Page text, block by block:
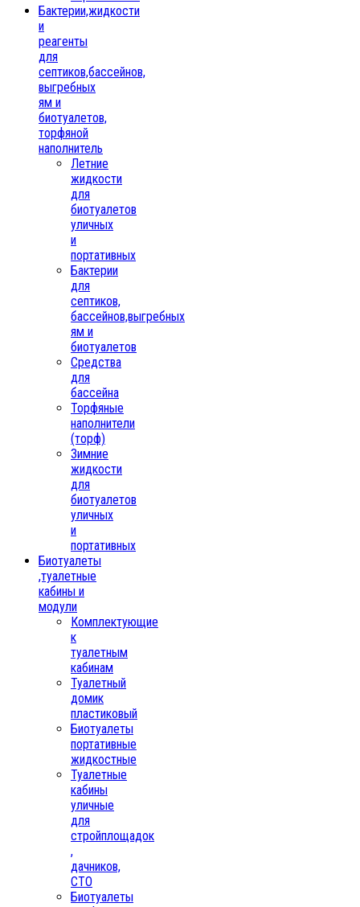
Бактерии,жидкости
и
реагенты
для
септиков,бассейнов,
выгребных
ям и
биотуалетов,
торфяной
наполнитель
Летние
жидкости
для
биотуалетов
уличных
и
портативных
Бактерии
для
септиков,
бассейнов,выгребных
ям и
биотуалетов
Средства
для
бассейна
Торфяные
наполнители
(торф)
Зимние
жидкости
для
биотуалетов
уличных
и
портативных
Биотуалеты
,туалетные
кабины и
модули
Комплектующие
к
туалетным
кабинам
Туалетный
домик
пластиковый
Биотуалеты
портативные
жидкостные
Туалетные
кабины
уличные
для
стройплощадок
,
дачников,
СТО
Биотуалеты